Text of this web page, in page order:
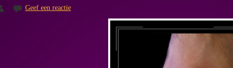
Geef een reactie